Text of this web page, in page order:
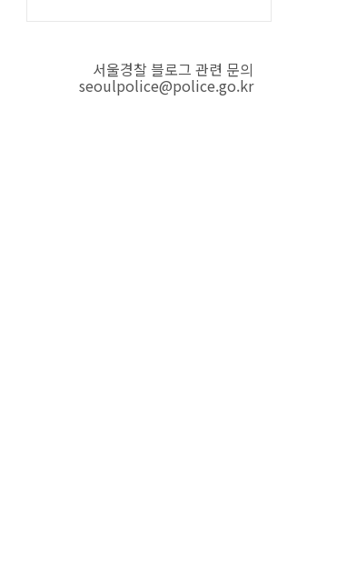
서울경찰 블로그 관련 문의
seoulpolice@police.go.kr